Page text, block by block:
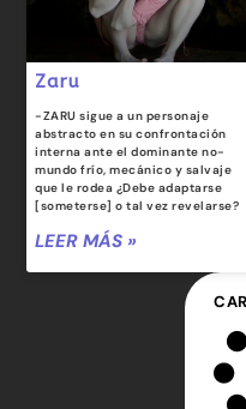
Zaru
-ZARU sigue a un personaje
abstracto en su confrontación
interna ante el dominante no-
mundo frío, mecánico y salvaje
que le rodea ¿Debe adaptarse
[someterse] o tal vez revelarse?
LEER MÁS »